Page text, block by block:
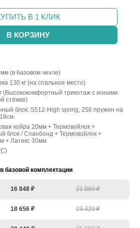
В 1 КЛИК
В КОРЗИНУ
(в базовом чехле)
130 кг (на спальное место)
(Высококомфортный трикотаж с ионами
стёжке)
блок: S512-High spring, 256 пружин на
койра 20мм + Термовойлок +
блок / Спанбонд + Термовойлок +
+ Латекс 30мм
базовой комплектации
16 848 ₽ 21 060 ₽
18 656 ₽ 23 320 ₽